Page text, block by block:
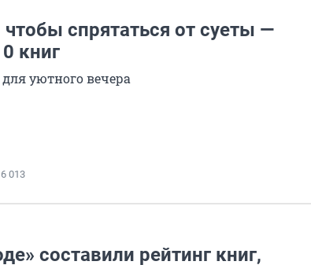
чтобы спрятаться от суеты —
книг
уютного вечера
6 013
составили рейтинг книг,